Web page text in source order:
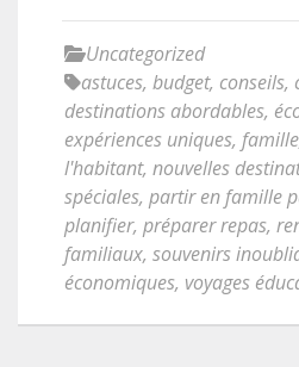
Uncategorized
astuces, budget, conseils,
destinations abordables,
expériences uniques, famille
l'habitant, nouvelles
spéciales, partir en famille
planifier, préparer repas,
familiaux, souvenirs
économiques, voyages